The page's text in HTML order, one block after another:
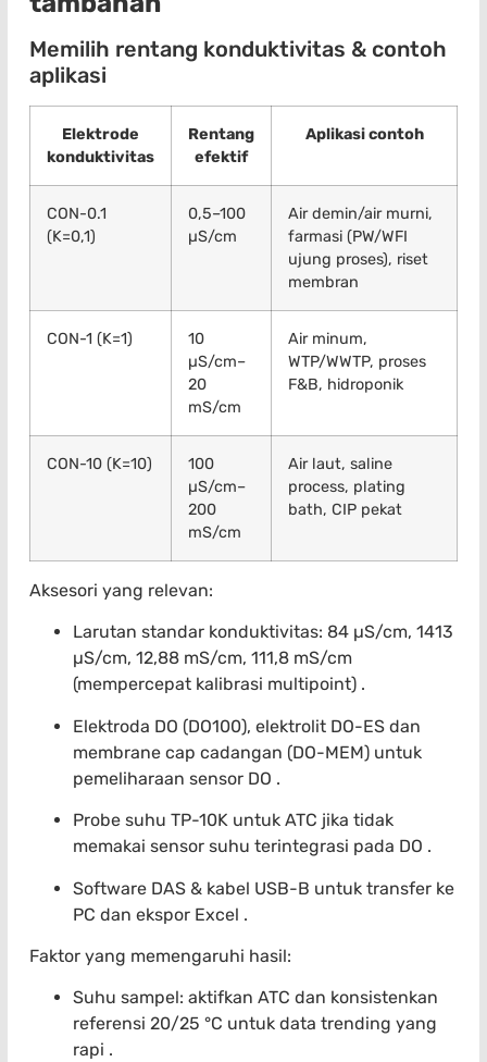
Memilih rentang konduktivitas & contoh
aplikasi
Elektrode
konduktivitas
Rentang
efektif
Aplikasi contoh
CON-0.1
(K=0,1)
0,5–100
µS/cm
Air demin/air murni,
farmasi (PW/WFI
ujung proses), riset
membran
CON-1 (K=1)
10
µS/cm–
20
mS/cm
Air minum,
WTP/WWTP, proses
F&B, hidroponik
CON-10 (K=10)
100
µS/cm–
200
mS/cm
Air laut, saline
process, plating
bath, CIP pekat
Aksesori yang relevan:
Larutan standar konduktivitas: 84 µS/cm, 1413
µS/cm, 12,88 mS/cm, 111,8 mS/cm
(mempercepat kalibrasi multipoint) .
Elektroda DO (DO100), elektrolit DO-ES dan
membrane cap cadangan (DO-MEM) untuk
pemeliharaan sensor DO .
Probe suhu TP-10K untuk ATC jika tidak
memakai sensor suhu terintegrasi pada DO .
Software DAS & kabel USB-B untuk transfer ke
PC dan ekspor Excel .
Faktor yang memengaruhi hasil:
Suhu sampel: aktifkan ATC dan konsistenkan
referensi 20/25 °C untuk data trending yang
rapi .